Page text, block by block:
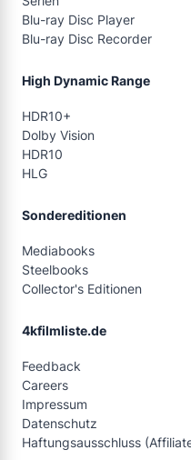
Blu-ray Disc Player
Blu-ray Disc Recorder
High Dynamic Range
HDR10+
Dolby Vision
HDR10
HLG
Sondereditionen
Mediabooks
Steelbooks
Collector's Editionen
4kfilmliste.de
Feedback
Careers
Impressum
Datenschutz
Haftungsausschluss